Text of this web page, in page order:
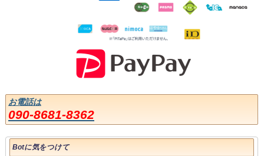
お電話は
090-8681-8362
Botに気をつけて